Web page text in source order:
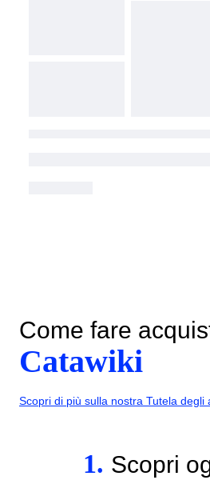
Come fare
Catawiki
Scopri di più sulla nostra Tutela degli
1. Scopri